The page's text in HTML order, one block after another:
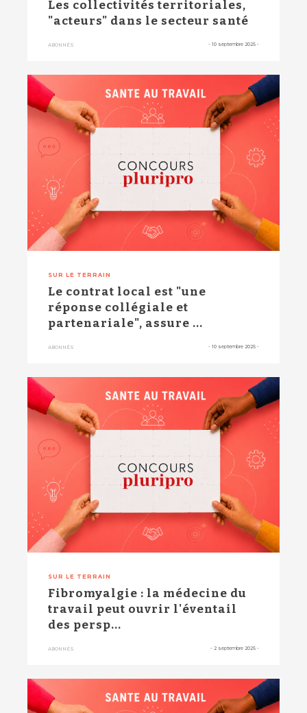
Les collectivités territoriales,
"acteurs" dans le secteur santé
ABONNÉS - 10 septembre 2025 -
SUR LE TERRAIN
Le contrat local est "une
réponse collégiale et
partenariale", assure ...
ABONNÉS - 10 septembre 2025 -
SUR LE TERRAIN
Fibromyalgie : la médecine du
travail peut ouvrir l'éventail
des persp...
ABONNÉS - 2 septembre 2025 -